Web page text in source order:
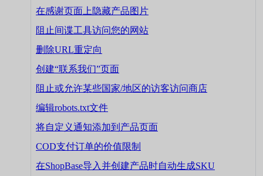
在感谢页面上隐藏产品图片
阻止间谍工具访问您的网站
删除URL重定向
创建“联系我们”页面
阻止或允许某些国家/地区的访客访问商店
编辑robots.txt文件
将自定义通知添加到产品页面
COD支付订单的价值限制
在ShopBase导入并创建产品时自动生成SKU